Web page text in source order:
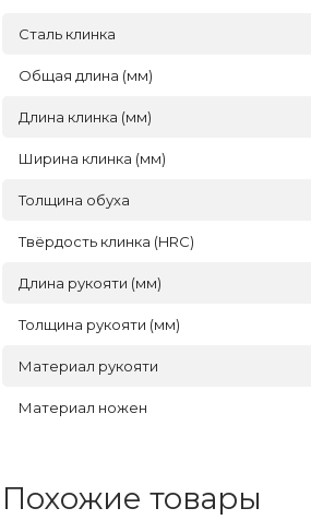
Сталь клинка
Общая длина (мм)
Длина клинка (мм)
Ширина клинка (мм)
Толщина обуха
Твёрдость клинка (HRC)
Длина рукояти (мм)
Толщина рукояти (мм)
Материал рукояти
Материал ножен
Похожие товары